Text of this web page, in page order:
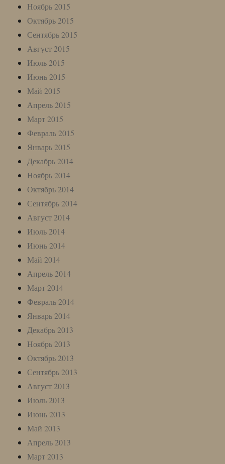
Ноябрь 2015
Октябрь 2015
Сентябрь 2015
Август 2015
Июль 2015
Июнь 2015
Май 2015
Апрель 2015
Март 2015
Февраль 2015
Январь 2015
Декабрь 2014
Ноябрь 2014
Октябрь 2014
Сентябрь 2014
Август 2014
Июль 2014
Июнь 2014
Май 2014
Апрель 2014
Март 2014
Февраль 2014
Январь 2014
Декабрь 2013
Ноябрь 2013
Октябрь 2013
Сентябрь 2013
Август 2013
Июль 2013
Июнь 2013
Май 2013
Апрель 2013
Март 2013